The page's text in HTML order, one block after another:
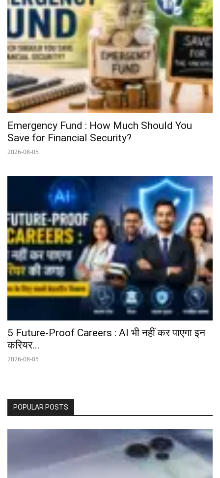
Emergency Fund : How Much Should You
Save for Financial Security?
2026-08-05
5 Future-Proof Careers : AI भी नहीं कर पाएगा इन
करियर...
2026-08-05
POPULAR POSTS